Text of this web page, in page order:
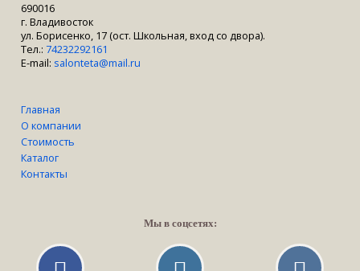
690016
г. Владивосток
ул. Борисенко, 17 (ост. Школьная, вход со двора).
Тел.: 74232292161
E-mail: salonteta@mail.ru
Главная
О компании
Стоимость
Каталог
Контакты
Мы в соцсетях: